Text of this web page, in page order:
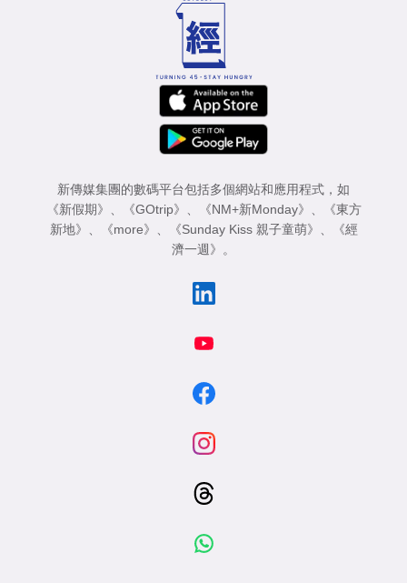
新傳媒集團的數碼平台包括多個網站和應用程式，如
《新假期》
《GOtrip》 《NM+新Monday》
《東方
新地》
《more》 《Sunday Kiss 親子童萌》
《經
濟一週》
。